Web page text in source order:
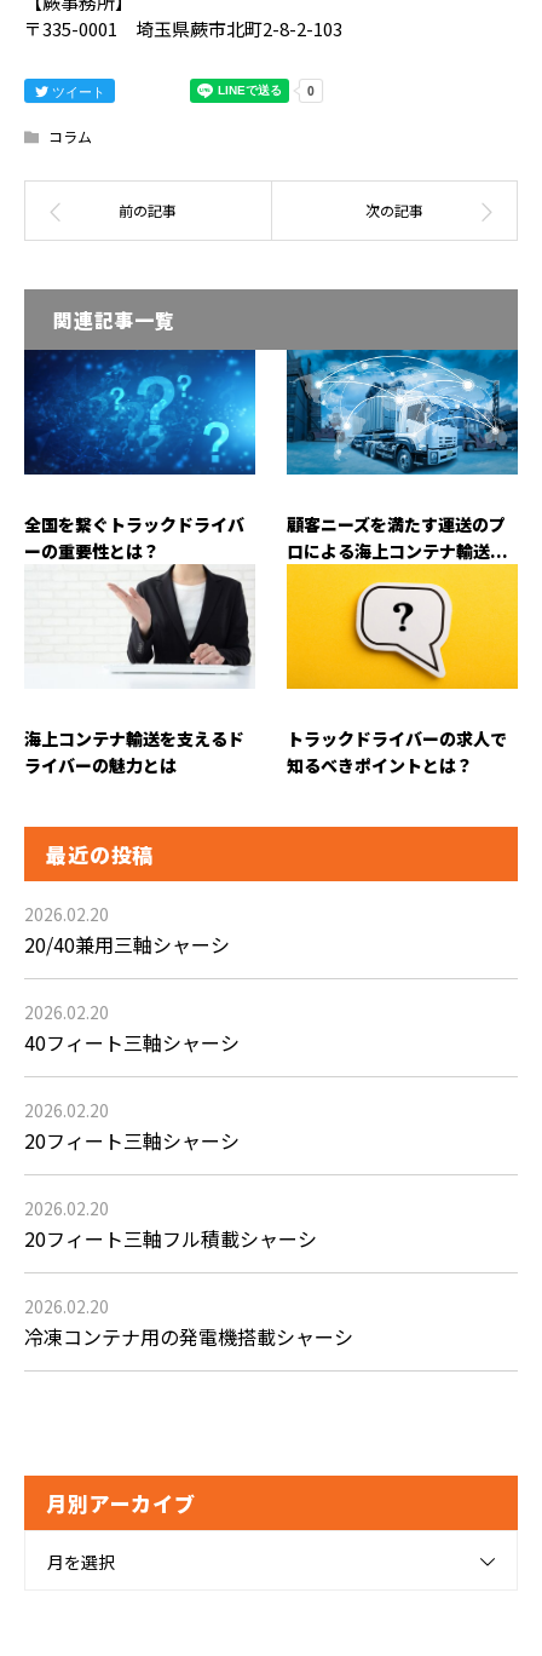
〒335-0001 埼玉県蕨市北町2-8-2-103
ツイート
コラム
関連記事一覧
全国を繋ぐトラックドライバ
ーの重要性とは？
顧客ニーズを満たす運送のプ
ロによる海上コンテナ輸送...
海上コンテナ輸送を支えるド
ライバーの魅力とは
トラックドライバーの求人で
知るべきポイントとは？
最近の投稿
2026.02.20
20/40兼用三軸シャーシ
2026.02.20
40フィート三軸シャーシ
2026.02.20
20フィート三軸シャーシ
2026.02.20
20フィート三軸フル積載シャーシ
2026.02.20
冷凍コンテナ用の発電機搭載シャーシ
月別アーカイブ
月を選択